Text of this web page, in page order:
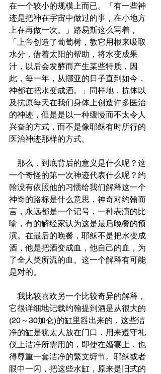
在一个较小的规模上而已。「有一些神
迹是把神在宇宙中做过的事，在小地方
上在再做一次。」路易斯这么写着，
「上帝创造了葡萄树，教它用根来吸取
水分，借着太阳的帮助，将水变成果
汁，以后会发酵而产生某些特质，因
此，每一年，从挪亚的日子直到如今，
神都在把水变成酒。」同样地，抗体以
及抗原每天在我们身体上创造许多医治
的神迹，但是是以一种缓慢而不太令人
兴奋的方式，而不是像耶稣有时所行的
医治神迹那样的方式。
一个奇怪的第一次神迹代表什么呢？约
翰没有依照他的习惯给我们解释这一个
神奇的路标是什么意思，神奇对约翰而
言，永远都是一个记号，一种表演的比
喻，有的解经家认为这是最后晚餐的预
演。在最后的晚餐，耶稣不是把水变成
酒，他是把酒变成血，他自己的血，为
了全人类所流的血。这一个解释有可能
是对的。
它很详细地记载约翰提到酒是从很大的
(20～30加仑)的缸里舀出来的，这些洁
净的缸是犹太人放在门口，用来遵守礼
仪上洁净所需用的，即使在婚宴上，也
得尊重一套洁净的繁文缛节。耶稣或者
眼中一闪，把这些水缸，原来是旧式的